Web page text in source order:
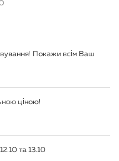
Покажи всім Ваш
ціною!
та 13.10